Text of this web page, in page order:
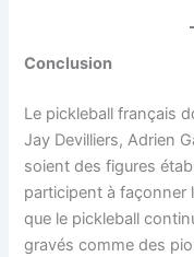
Conclusion
Le pickleball français
Jay Devilliers, Adrien
soient des figures
participent à façonner
que le pickleball
gravés comme des